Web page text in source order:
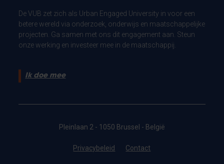
De VUB zet zich als Urban Engaged University in voor een
betere wereld via onderzoek, onderwijs en maatschappelijke
projecten. Ga samen met ons dit engagement aan. Steun
onze werking en investeer mee in de maatschappij.
Ik doe mee
Pleinlaan 2 - 1050 Brussel - België
Privacybeleid Contact